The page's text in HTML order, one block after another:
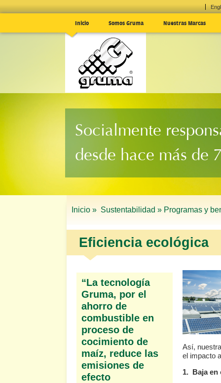
Inicio Somos Gruma Nuestras Marcas
Socialmente
desde hace más de
Inicio » Sustentabilidad » Programas y
Eficiencia ecológica
“La tecnología
Gruma, por el
ahorro de
combustible en
proceso de
cocimiento de
maíz, reduce las
emisiones de
efecto
Así,
el impacto
1. Baja en